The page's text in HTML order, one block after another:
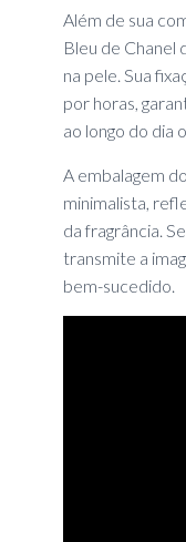
Além de sua
Bleu de Chanel
na pele. Sua
por horas,
ao longo do dia
A embalagem
minimalista,
da fragrância.
transmite a
bem-sucedido.